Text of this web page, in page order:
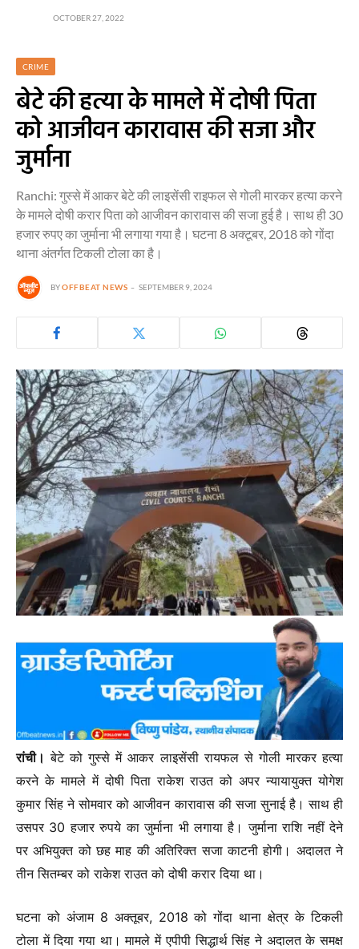
OCTOBER 27, 2022
CRIME
बेटे की हत्या के मामले में दोषी पिता
को आजीवन कारावास की सजा और
जुर्माना
Ranchi: गुस्से में आकर बेटे की लाइसेंसी राइफल से गोली मारकर हत्या करने
के मामले दोषी करार पिता को आजीवन कारावास की सजा हुई है। साथ ही 30
हजार रुपए का जुर्माना भी लगाया गया है। घटना 8 अक्टूबर, 2018 को गोंदा
थाना अंतर्गत टिकली टोला का है।
BYOFFBEAT NEWS SEPTEMBER 9, 2024
रांची। बेटे को गुस्से में आकर लाइसेंसी रायफल से गोली मारकर हत्या
करने के मामले में दोषी पिता राकेश राउत को अपर न्यायायुक्त योगेश
कुमार सिंह ने सोमवार को आजीवन कारावास की सजा सुनाई है। साथ ही
उसपर 30 हजार रुपये का जुर्माना भी लगाया है। जुर्माना राशि नहीं देने
पर अभियुक्त को छह माह की अतिरिक्त सजा काटनी होगी। अदालत ने
तीन सितम्बर को राकेश राउत को दोषी करार दिया था।
घटना को अंजाम 8 अक्तूबर, 2018 को गोंदा थाना क्षेत्र के टिकली
टोला में दिया गया था। मामले में एपीपी सिद्धार्थ सिंह ने अदालत के समक्ष